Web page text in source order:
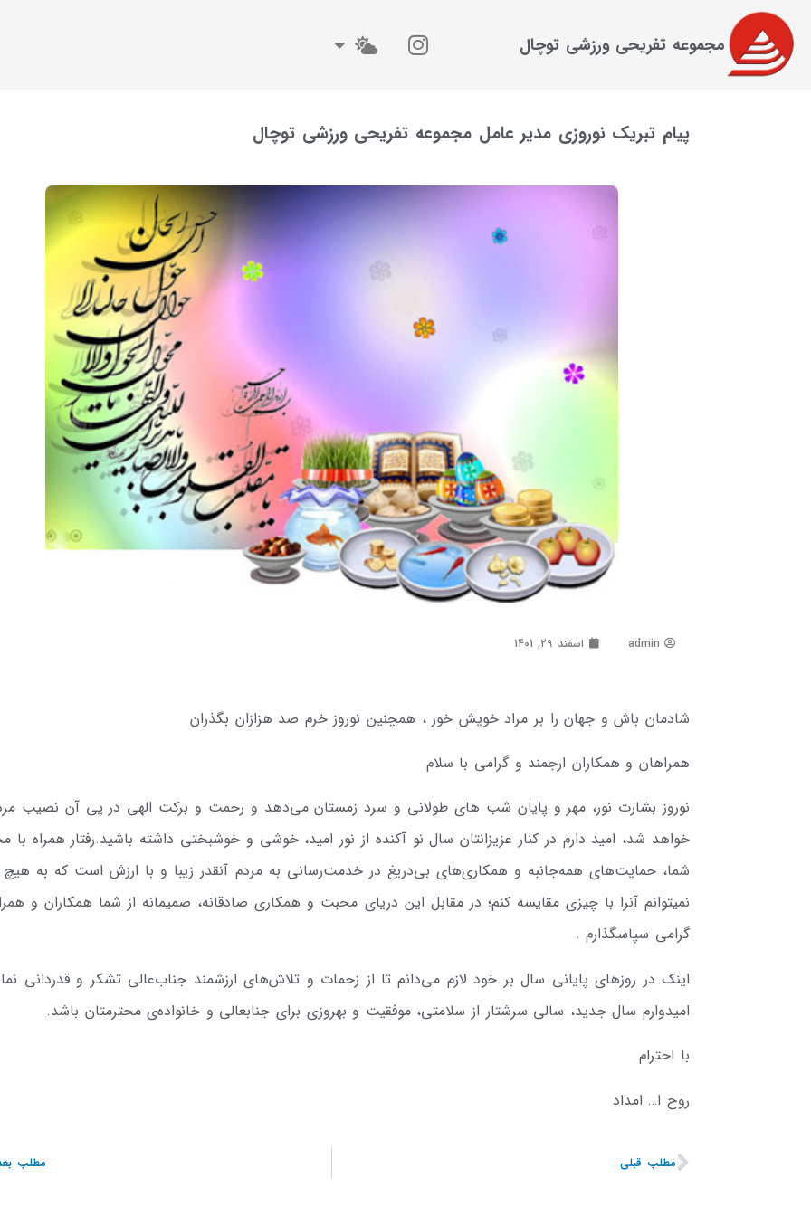
مجموعه تفریحی ورزشی توچال
پیام تبریک نوروزی مدیر عامل مجموعه تفریحی ورزشی توچال
admin اسفند 29, 1401
شادمان باش و جهان را بر مراد خویش خور ، همچنین نوروز خرم صد هزازان بگذران
همراهان و همکاران ارجمند و گرامی با سلام
نوروز بشارت نور، مهر و پایان شب های طولانی و سرد زمستان می‌دهد و رحمت و برکت الهی در پی آن نصیب
خواهد شد، امید دارم در کنار عزیزانتان سال نو آکنده از نور امید، خوشی و خوشبختی داشته باشید.رفتار همراه با
شما، حمایت‌های همه‌جانبه و همکاری‌های بی‌دریغ در خدمت‌رسانی به مردم آنقدر زیبا و با ارزش است که به
نمیتوانم آنرا با چیزی مقایسه کنم؛ در مقابل این دریای محبت و همکاری صادقانه، صمیمانه از شما همکاران و
گرامی سپاسگذارم .
اینک در روزهای پایانی سال بر خود لازم می‌دانم تا از زحمات و تلاش‌های ارزشمند جناب‌عالی تشکر و قدردانی
امیدوارم سال جدید، سالی سرشتار از سلامتی، موفقیت و بهروزی برای جنابعالی و خانواده‌ی محترمتان باشد.
با احترام
روح ا… امداد
مطلب قبلی مطلب